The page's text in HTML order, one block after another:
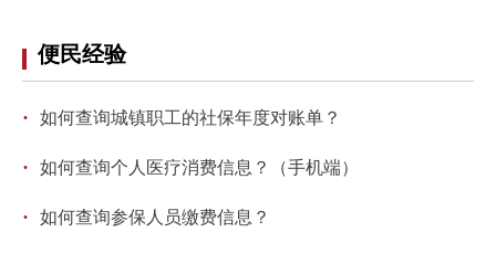
便民经验
· 如何查询城镇职工的社保年度对账单？
· 如何查询个人医疗消费信息？（手机端）
· 如何查询参保人员缴费信息？